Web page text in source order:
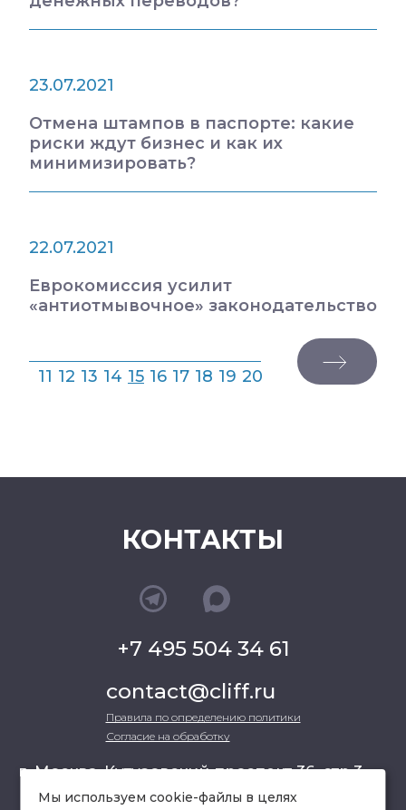
23.07.2021
Отмена штампов в паспорте: какие
риски ждут бизнес и как их
минимизировать?
22.07.2021
Еврокомиссия усилит
«антиотмывочное» законодательство
11 12 13 14 15 16 17 18 19 20
КОНТАКТЫ
+7 495 504 34 61
contact@cliff.ru
Правила по определению политики
Согласие на обработку
г. Москва, Кутузовский проспект 36, стр.3 ,
офис 301
Мы используем cookie-файлы в целях